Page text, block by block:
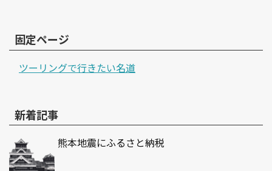
固定ページ
ツーリングで行きたい名道
新着記事
熊本地震にふるさと納税